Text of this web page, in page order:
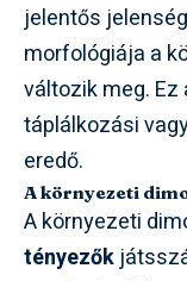
jelentős
morfológiája a
változik meg.
táplálkozási
eredő.
A környezeti
A környezeti
tényezők